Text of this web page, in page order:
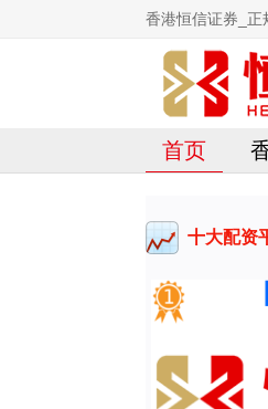
香港恒信证券_正
首页
十大配资